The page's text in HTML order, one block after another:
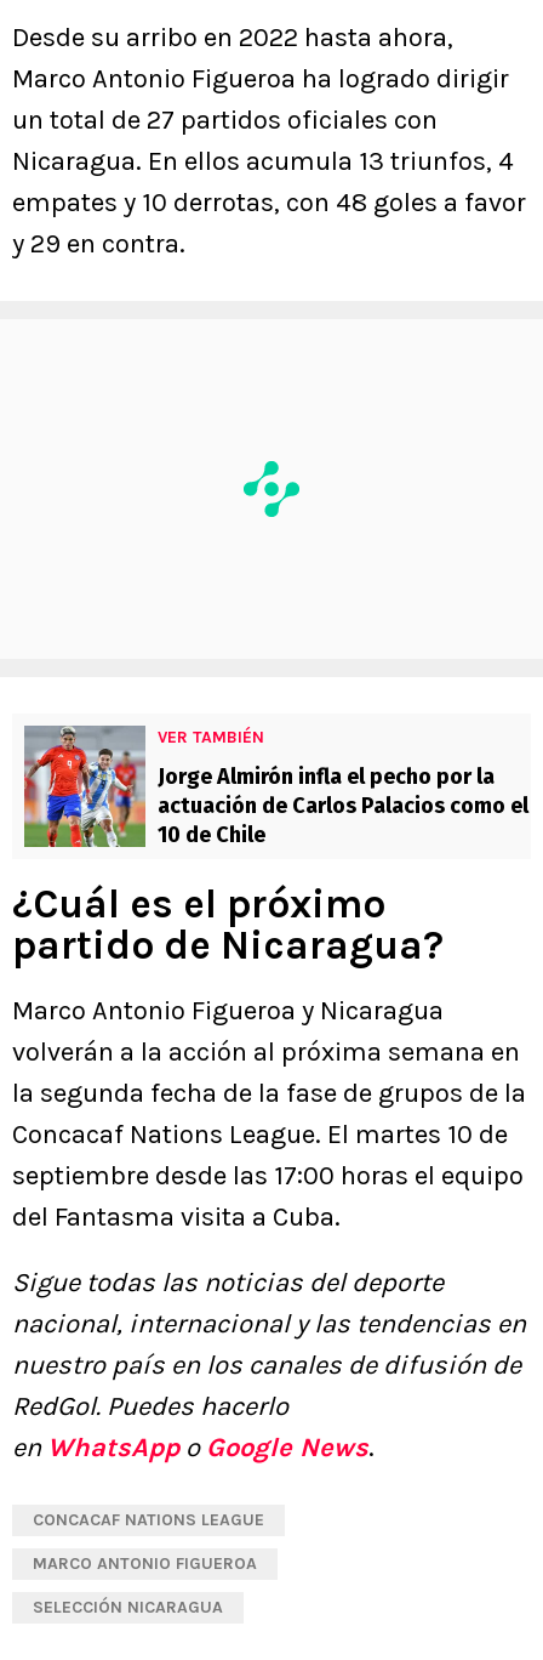
Desde su arribo en 2022 hasta ahora,
Marco Antonio Figueroa ha logrado dirigir
un total de 27 partidos oficiales con
Nicaragua. En ellos acumula 13 triunfos, 4
empates y 10 derrotas, con 48 goles a favor
y 29 en contra.
VER TAMBIÉN
Jorge Almirón infla el pecho por la
actuación de Carlos Palacios como el
10 de Chile
¿Cuál es el próximo
partido de Nicaragua?
Marco Antonio Figueroa y Nicaragua
volverán a la acción al próxima semana en
la segunda fecha de la fase de grupos de la
Concacaf Nations League. El martes 10 de
septiembre desde las 17:00 horas el equipo
del Fantasma visita a Cuba.
Sigue todas las noticias del deporte
nacional, internacional y las tendencias en
nuestro país en los canales de difusión de
RedGol. Puedes hacerlo
en WhatsAppo Google News.
CONCACAF NATIONS LEAGUE
MARCO ANTONIO FIGUEROA
SELECCIÓN NICARAGUA